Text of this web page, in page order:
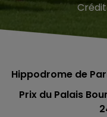
Hippodrome de
Prix du Palais